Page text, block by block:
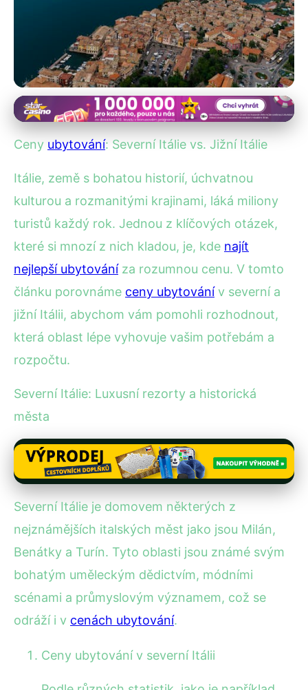
Regionální srovnání ubytování
Severní vs. Jižní Itálie: Kde
6. 7. 2025· 4 min čtení · Autor: Kristián Novotný
Ceny ubytování: Severní Itálie vs. Jižní Itálie
Itálie, země s bohatou historií, úchvatnou
kulturou a rozmanitými krajinami, láká miliony
turistů každý rok. Jednou z klíčových otázek,
které si mnozí z nich kladou, je, kde najít
nejlepší ubytováníza rozumnou cenu. V tomto
článku porovnáme ceny ubytovánív severní a
jižní Itálii, abychom vám pomohli rozhodnout,
která oblast lépe vyhovuje vašim potřebám a
rozpočtu.
Severní Itálie: Luxusní rezorty a historická
města
Severní Itálie je domovem některých z
nejznámějších italských měst jako jsou Milán,
Benátky a Turín. Tyto oblasti jsou známé svým
bohatým uměleckým dědictvím, módními
scénami a průmyslovým významem, což se
odráží i v cenách ubytování.
Ceny ubytování v severní Itálii